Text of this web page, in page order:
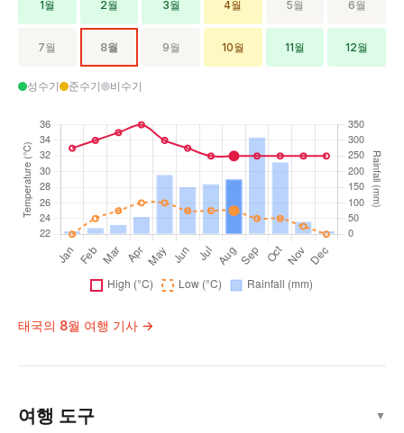
1월 2월 3월 4월 5월 6월
7월 8월 9월 10월 11월 12월
성수기 준수기 비수기
태국의 8월 여행 기사 →
여행 도구 ▼